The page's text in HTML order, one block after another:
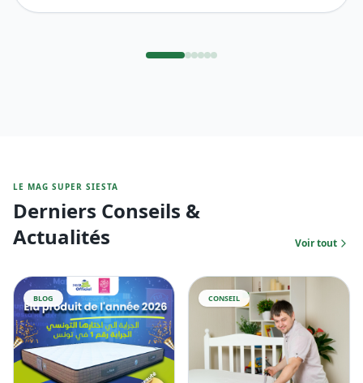
LE MAG SUPER SIESTA
Derniers Conseils &
Actualités
Voir tout
BLOG CONSEIL